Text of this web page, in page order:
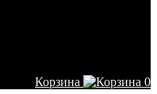
Корзина
0